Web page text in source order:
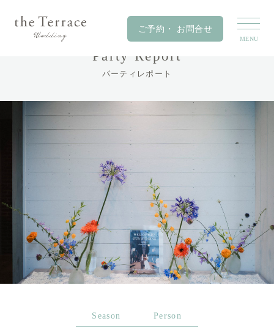
Party Report
パーティレポート
Season Person